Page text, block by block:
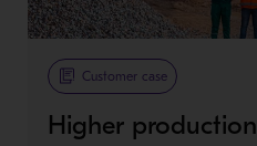
Customer case
Higher